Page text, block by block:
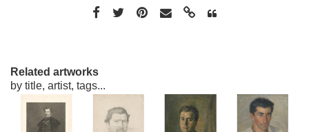
Related artworks
by title, artist, tags...